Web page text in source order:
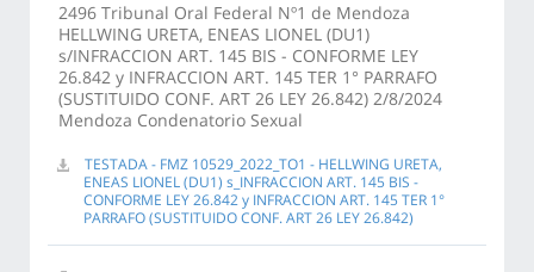
2496 Tribunal Oral Federal Nº1 de Mendoza
HELLWING URETA, ENEAS LIONEL (DU1)
s/INFRACCION ART. 145 BIS - CONFORME LEY
26.842 y INFRACCION ART. 145 TER 1° PARRAFO
(SUSTITUIDO CONF. ART 26 LEY 26.842) 2/8/2024
Mendoza Condenatorio Sexual
TESTADA - FMZ 10529_2022_TO1 - HELLWING URETA,
ENEAS LIONEL (DU1) s_INFRACCION ART. 145 BIS -
CONFORME LEY 26.842 y INFRACCION ART. 145 TER 1°
PARRAFO (SUSTITUIDO CONF. ART 26 LEY 26.842)